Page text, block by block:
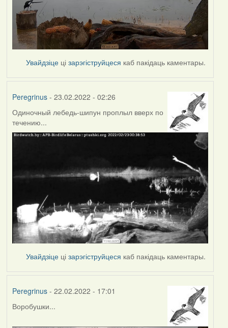
Увайдзіце цізарэгіструйцеся каб пакідаць каментары.
Peregrinus- 23.02.2022 - 02:26
Одиночный лебедь-шипун проплыл вверх по
течению...
Увайдзіце цізарэгіструйцеся каб пакідаць каментары.
Peregrinus- 22.02.2022 - 17:01
Воробушки...